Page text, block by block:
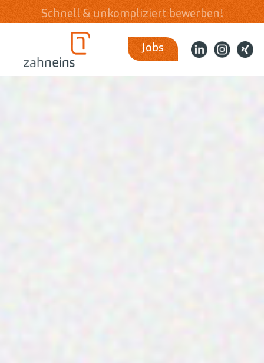
Schnell & unkompliziert bewerben!
Jobs